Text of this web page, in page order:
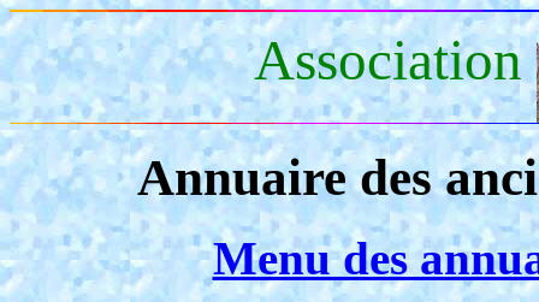
Association
Annuaire des
Menu des